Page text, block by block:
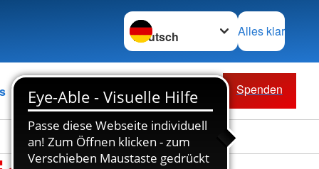
Sprache wechseln zu
Alles klar
Spenden